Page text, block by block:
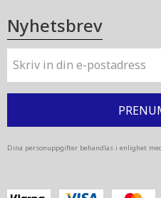
Nyhetsbrev
Dina personuppgifter behandlas i enlighet